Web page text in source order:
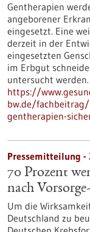
Gentherapien
angeborener
eingesetzt. Eine
derzeit in der
eingesetzten
im Erbgut
untersucht werden.
https://
bw.de/
gentherapien-
Pressemitteilung -
70 Prozent
nach
Um die
Deutschland zu